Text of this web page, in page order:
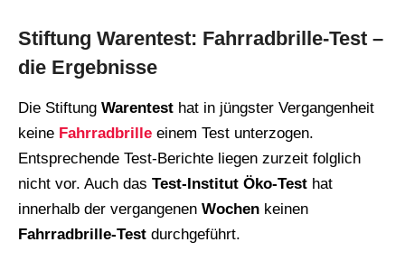
Stiftung Warentest: Fahrradbrille-Test –
die Ergebnisse
Die Stiftung Warentest hat in jüngster Vergangenheit
keine Fahrradbrille einem Test unterzogen.
Entsprechende Test-Berichte liegen zurzeit folglich
nicht vor. Auch das Test-Institut Öko-Test hat
innerhalb der vergangenen Wochen keinen
Fahrradbrille-Test durchgeführt.